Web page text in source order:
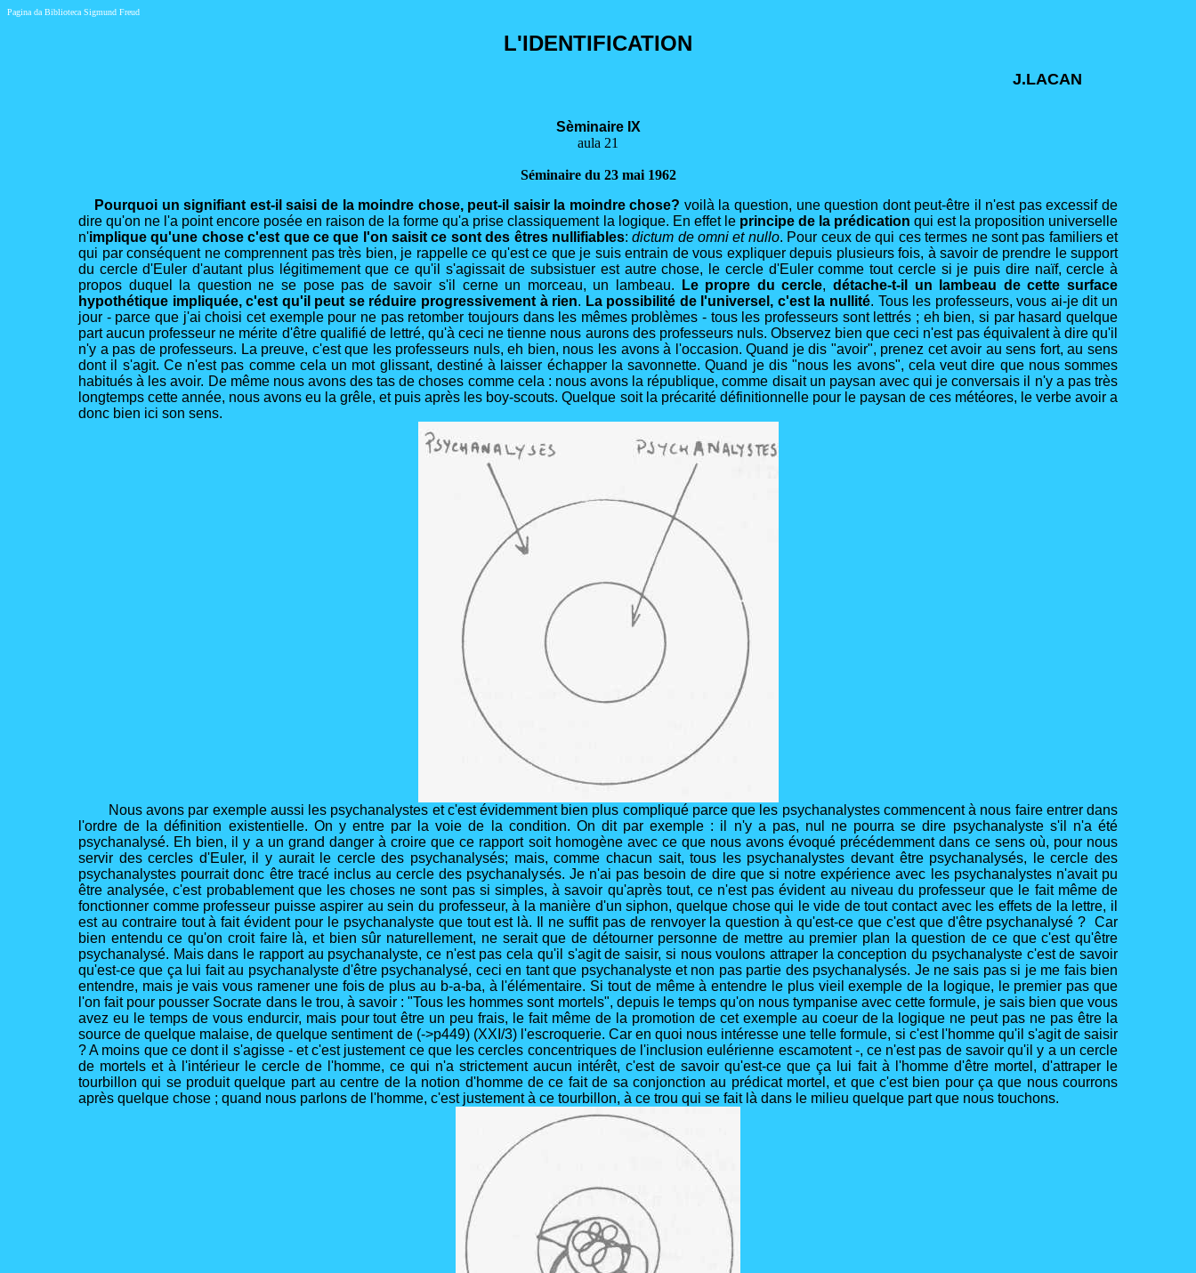
Pagina da Biblioteca Sigmund Freud
L'IDENTIFICATION
J.LACAN
Sèminaire IX
aula 21
Séminaire du 23 mai 1962
Pourquoi un signifiant est-il saisi de la moindre chose, peut-il saisir la moindre chose? voilà la question, une question dont peut-être il n'est pas excessif de
dire qu'on ne l'a point encore posée en raison de la forme qu'a prise classiquement la logique. En effet le principe de la prédication qui est la proposition universelle
n'implique qu'une chose c'est que ce que l'on saisit ce sont des êtres nullifiables:dictum de omni et nullo. Pour ceux de qui ces termes ne sont pas familiers et
qui par conséquent ne comprennent pas très bien, je rappelle ce qu'est ce que je suis entrain de vous expliquer depuis plusieurs fois, à savoir de prendre le support
du cercle d'Euler d'autant plus légitimement que ce qu'il s'agissait de subsistuer est autre chose, le cercle d'Euler comme tout cercle si je puis dire naïf, cercle à
propos duquel la question ne se pose pas de savoir s'il cerne un morceau, un lambeau.
Le propre du cercle,détache-t-il un lambeau de cette surface
hypothétique impliquée, c'est qu'il peut se réduire progressivement à rien. La possibilité de l'universel, c'est la nullité. Tous les professeurs, vous ai-je dit un
jour - parce que j'ai choisi cet exemple pour ne pas retomber toujours dans les mêmes problèmes - tous les professeurs sont lettrés ; eh bien, si par hasard quelque
part aucun professeur ne mérite d'être qualifié de lettré, qu'à ceci ne tienne nous aurons des professeurs nuls. Observez bien que ceci n'est pas équivalent à dire qu'il
n'y a pas de professeurs. La preuve, c'est que les professeurs nuls, eh bien, nous les avons à l'occasion. Quand je dis "avoir", prenez cet avoir au sens fort, au sens
dont il s'agit. Ce n'est pas comme cela un mot glissant, destiné à laisser échapper la savonnette. Quand je dis "nous les avons", cela veut dire que nous sommes
habitués à les avoir. De même nous avons des tas de choses comme cela : nous avons la république, comme disait un paysan avec qui je conversais il n'y a pas très
longtemps cette année, nous avons eu la grêle, et puis après les boy-scouts. Quelque soit la précarité définitionnelle pour le paysan de ces météores, le verbe avoir a
donc bien ici son sens.
Nous avons par exemple aussi les psychanalystes et c'est évidemment bien plus compliqué parce que les psychanalystes commencent à nous faire entrer dans
l'ordre de la définition existentielle. On y entre par la voie de la condition. On dit par exemple : il n'y a pas, nul ne pourra se dire psychanalyste s'il n'a été
psychanalysé. Eh bien, il y a un grand danger à croire que ce rapport soit homogène avec ce que nous avons évoqué précédemment dans ce sens où, pour nous
servir des cercles d'Euler, il y aurait le cercle des psychanalysés; mais, comme chacun sait, tous les psychanalystes devant être psychanalysés, le cercle des
psychanalystes pourrait donc être tracé inclus au cercle des psychanalysés. Je n'ai pas besoin de dire que si notre expérience avec les psychanalystes n'avait pu
être analysée, c'est probablement que les choses ne sont pas si simples, à savoir qu'après tout, ce n'est pas évident au niveau du professeur que le fait même de
fonctionner comme professeur puisse aspirer au sein du professeur, à la manière d'un siphon, quelque chose qui le vide de tout contact avec les effets de la lettre, il
est au contraire tout à fait évident pour le psychanalyste que tout est là. Il ne suffit pas de renvoyer la question à qu'est-ce que c'est que d'être psychanalysé ? Car
bien entendu ce qu'on croit faire là, et bien sûr naturellement, ne serait que de détourner personne de mettre au premier plan la question de ce que c'est qu'être
psychanalysé. Mais dans le rapport au psychanalyste, ce n'est pas cela qu'il s'agit de saisir, si nous voulons attraper la conception du psychanalyste c'est de savoir
qu'est-ce que ça lui fait au psychanalyste d'être psychanalysé, ceci en tant que psychanalyste et non pas partie des psychanalysés. Je ne sais pas si je me fais bien
entendre, mais je vais vous ramener une fois de plus au b-a-ba, à l'élémentaire. Si tout de même à entendre le plus vieil exemple de la logique, le premier pas que
l'on fait pour pousser Socrate dans le trou, à savoir : "Tous les hommes sont mortels", depuis le temps qu'on nous tympanise avec cette formule, je sais bien que vous
avez eu le temps de vous endurcir, mais pour tout être un peu frais, le fait même de la promotion de cet exemple au coeur de la logique ne peut pas ne pas être la
source de quelque malaise, de quelque sentiment de (->p449) (XXI/3) l'escroquerie. Car en quoi nous intéresse une telle formule, si c'est l'homme qu'il s'agit de saisir
? A moins que ce dont il s'agisse - et c'est justement ce que les cercles concentriques de l'inclusion eulérienne escamotent -, ce n'est pas de savoir qu'il y a un cercle
de mortels et à l'intérieur le cercle de l'homme, ce qui n'a strictement aucun intérêt, c'est de savoir qu'est-ce que ça lui fait à l'homme d'être mortel, d'attraper le
tourbillon qui se produit quelque part au centre de la notion d'homme de ce fait de sa conjonction au prédicat mortel, et que c'est bien pour ça que nous courrons
après quelque chose ; quand nous parlons de l'homme, c'est justement à ce tourbillon, à ce trou qui se fait là dans le milieu quelque part que nous touchons.